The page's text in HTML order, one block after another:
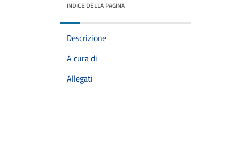
INDICE DELLA PAGINA
Descrizione
A cura di
Allegati